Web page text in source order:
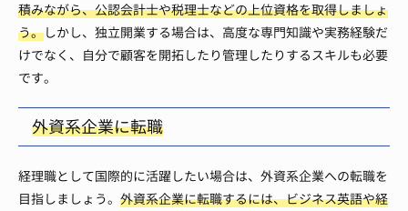
積みながら、公認会計士や税理士などの上位資格を取得しましょ
う。しかし、独立開業する場合は、高度な専門知識や実務経験だ
けでなく、自分で顧客を開拓したり管理したりするスキルも必要
です。
外資系企業に転職
経理職として国際的に活躍したい場合は、外資系企業への転職を
目指しましょう。 外資系企業に転職するには、ビジネス英語や経